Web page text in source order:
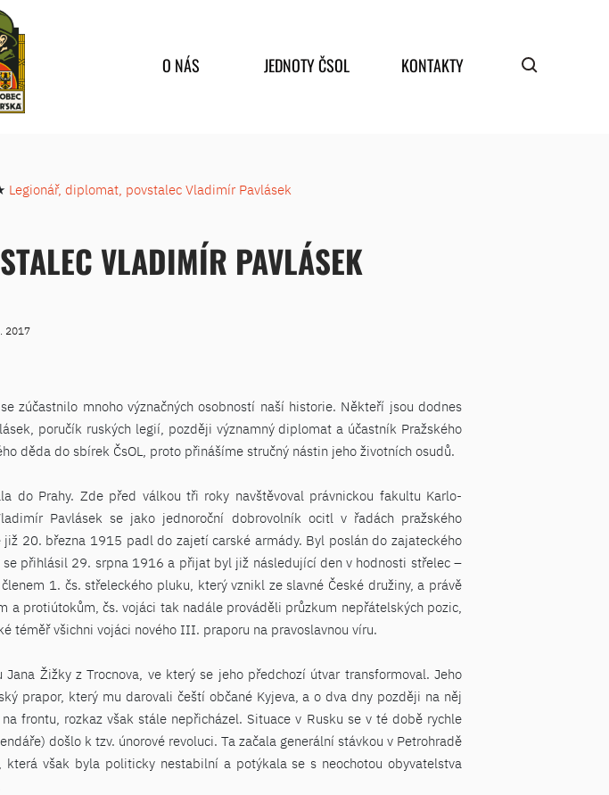
O NÁS JEDNOTY ČSOL KONTAKTY
Legionář, diplomat, povstalec Vladimír Pavlásek
VLADIMÍR PAVLÁSEK
2017
mnoho význačných osobností naší historie. Někteří jsou dodnes
poručík ruských legií, později významný diplomat a účastník Pražského
děda do sbírek ČsOL, proto přinášíme stručný nástin jeho životních osudů.
do Prahy. Zde před válkou tři roky navštěvoval právnickou fakultu Karlo-
Pavlásek se jako jednoroční dobrovolník ocitl v řadách pražského
20. března 1915 padl do zajetí carské armády. Byl poslán do zajateckého
přihlásil 29. srpna 1916 a přijat byl již následující den v hodnosti střelec –
1. čs. střeleckého pluku, který vznikl ze slavné České družiny, a právě
protiútokům, čs. vojáci tak nadále prováděli průzkum nepřátelských pozic,
téměř všichni vojáci nového III. praporu na pravoslavnou víru.
Žižky z Trocnova, ve který se jeho předchozí útvar transformoval. Jeho
prapor, který mu darovali čeští občané Kyjeva, a o dva dny později na něj
frontu, rozkaz však stále nepřicházel. Situace v Rusku se v té době rychle
došlo k tzv. únorové revoluci. Ta začala generální stávkou v Petrohradě
však byla politicky nestabilní a potýkala se s neochotou obyvatelstva